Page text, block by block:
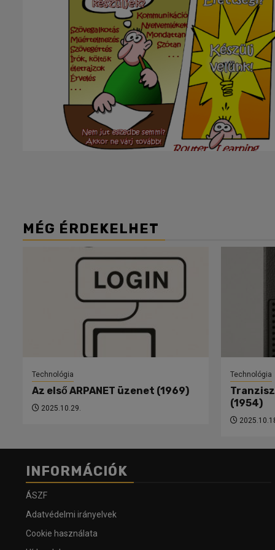
MÉG ÉRDEKELHET
Technológia
Az első ARPANET üzenet (1969)
2025.10.29.
Technológia
(1954)
INFORMÁCIÓK
ÁSZF
Adatvédelmi irányelvek
Cookie használata